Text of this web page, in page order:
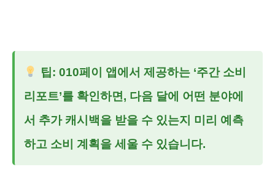
팁: 010페이 앱에서 제공하는 ‘주간 소비
리포트’를 확인하면, 다음 달에 어떤 분야에
서 추가 캐시백을 받을 수 있는지 미리 예측
하고 소비 계획을 세울 수 있습니다.